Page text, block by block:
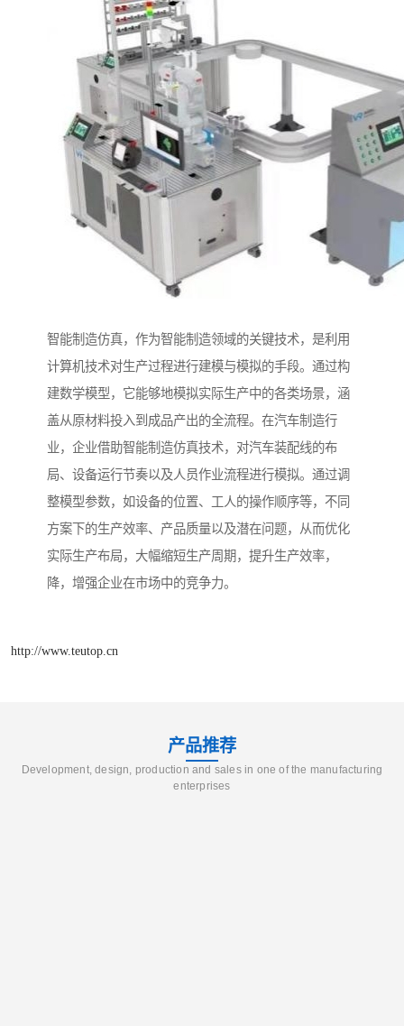
智能制造仿真，作为智能制造领域的关键技术，是利用
计算机技术对生产过程进行建模与模拟的手段。通过构
建数学模型，它能够地模拟实际生产中的各类场景，涵
盖从原材料投入到成品产出的全流程。在汽车制造行
业，企业借助智能制造仿真技术，对汽车装配线的布
局、设备运行节奏以及人员作业流程进行模拟。通过调
整模型参数，如设备的位置、工人的操作顺序等，不同
方案下的生产效率、产品质量以及潜在问题，从而优化
实际生产布局，大幅缩短生产周期，提升生产效率，
降，增强企业在市场中的竞争力。
http://www.teutop.cn
产品推荐
Development, design, production and sales in one of the manufacturing
enterprises